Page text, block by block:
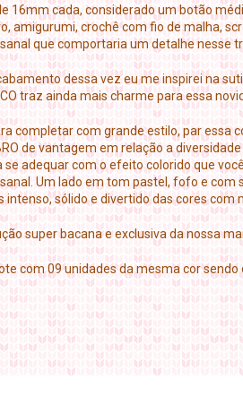
16mm cada, considerado um botão
amigurumi, crochê com fio de malha,
que comportaria um detalhe nesse
dessa vez eu me inspirei na
traz ainda mais charme para essa
completar com grande estilo, par essa
de vantagem em relação a
se adequar com o efeito colorido que
Um lado em tom pastel, fofo e com
intenso, sólido e divertido das cores com
super bacana e exclusiva da nossa
com 09 unidades da mesma cor sendo